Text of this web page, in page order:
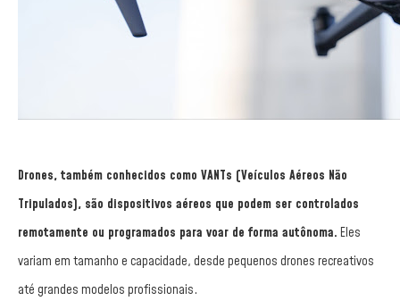
Drones, também conhecidos como VANTs (Veículos Aéreos Não
Tripulados), são dispositivos aéreos que podem ser controlados
remotamente ou programados para voar de forma autônoma.Eles
variam em tamanho e capacidade, desde pequenos drones recreativos
até grandes modelos profissionais.